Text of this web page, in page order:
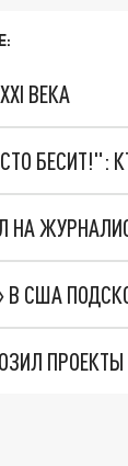
ВЕКА
БЕСИТ!":
НА
США